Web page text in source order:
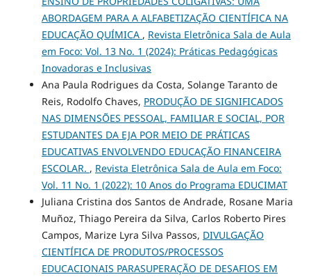
ABORDAGEM PARA A ALFABETIZAÇÃO CIENTÍFICA NA
EDUCAÇÃO QUÍMICA , Revista Eletrônica Sala de Aula
em Foco: Vol. 13 No. 1 (2024): Práticas Pedagógicas
Inovadoras e Inclusivas
Ana Paula Rodrigues da Costa, Solange Taranto de
Reis, Rodolfo Chaves, PRODUÇÃO DE SIGNIFICADOS
NAS DIMENSÕES PESSOAL, FAMILIAR E SOCIAL, POR
ESTUDANTES DA EJA POR MEIO DE PRÁTICAS
EDUCATIVAS ENVOLVENDO EDUCAÇÃO FINANCEIRA
ESCOLAR. , Revista Eletrônica Sala de Aula em Foco:
Vol. 11 No. 1 (2022): 10 Anos do Programa EDUCIMAT
Juliana Cristina dos Santos de Andrade, Rosane Maria
Muñoz, Thiago Pereira da Silva, Carlos Roberto Pires
Campos, Marize Lyra Silva Passos, DIVULGAÇÃO
CIENTÍFICA DE PRODUTOS/PROCESSOS
EDUCACIONAIS PARASUPERAÇÃO DE DESAFIOS EM